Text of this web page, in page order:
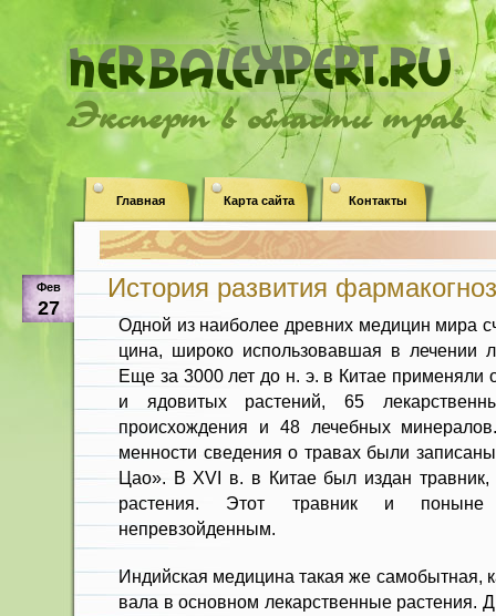
Эксперт в области трав
Главная Карта сайта Контакты
Фев
27
История развития
Одной из наиболее древних меди­цин мира
цина, широко использовавшая в лече­нии
Еще за 3000 лет до н. э. в Китае применяли
и ядовитых растений, 65
происхождения и 48 лечеб­ных
менности сведения о травах были
Цао». В XVI в. в Китае был издан травник,
растения. Этот травник и
непревзойденным.
Индийская медицина такая же са­мобытная,
вала в основном лекарственные расте­ния.